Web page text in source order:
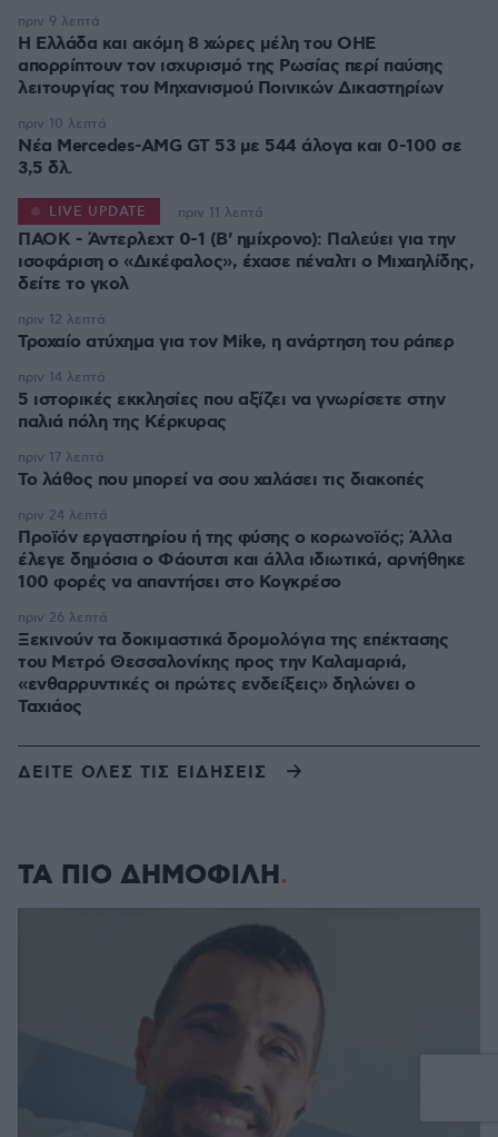
Η Ελλάδα και ακόμη 8 χώρες μέλη του ΟΗΕ
απορρίπτουν τον ισχυρισμό της Ρωσίας περί παύσης
λειτουργίας του Μηχανισμού Ποινικών Δικαστηρίων
πριν 9 λεπτά
Νέα Mercedes-AMG GT 53 με 544 άλογα και 0-100 σε
3,5 δλ.
πριν 10 λεπτά
ΠΑΟΚ - Άντερλεχτ 0-1 (Β' ημίχρονο): Παλεύει για την
ισοφάριση ο «Δικέφαλος», έχασε πέναλτι ο Μιχαηλίδης,
LIVE UPDATE πριν 11 λεπτά
Τροχαίο ατύχημα για τον Mike, η ανάρτηση του ράπερ
πριν 12 λεπτά
5 ιστορικές εκκλησίες που αξίζει να γνωρίσετε στην
παλιά πόλη της Κέρκυρας
πριν 14 λεπτά
Το λάθος που μπορεί να σου χαλάσει τις διακοπές
πριν 17 λεπτά
Προϊόν εργαστηρίου ή της φύσης ο κορωνοϊός; Άλλα
έλεγε δημόσια ο Φάουτσι και άλλα ιδιωτικά, αρνήθηκε
100 φορές να απαντήσει στο Κογκρέσο
πριν 24 λεπτά
Ξεκινούν τα δοκιμαστικά δρομολόγια της επέκτασης
του Μετρό Θεσσαλονίκης προς την Καλαμαριά,
«ενθαρρυντικές οι πρώτες ενδείξεις» δηλώνει ο
Ταχιάος
πριν 26 λεπτά
ΔΕΙΤΕ ΟΛΕΣ ΤΙΣ ΕΙΔΗΣΕΙΣ
ΤΑ ΠΙΟ ΔΗΜΟΦΙΛΗ